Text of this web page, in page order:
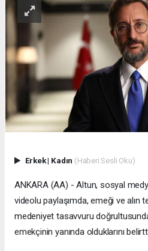
Erkek| Kadın (Haberi Sesli Oku)
ANKARA (AA) - Altun, sosyal
videolu paylaşımda, emeği ve alın
medeniyet tasavvuru
emekçinin yanında olduklarını